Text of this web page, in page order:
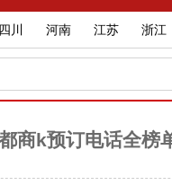
四川 河南 江苏 浙江
商k预订电话全榜